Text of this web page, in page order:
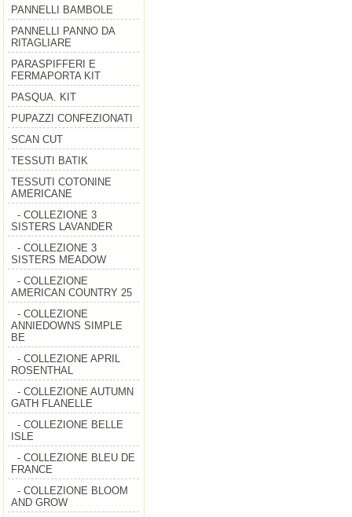
PANNELLI BAMBOLE
PANNELLI PANNO DA
RITAGLIARE
PARASPIFFERI E
FERMAPORTA KIT
PASQUA. KIT
PUPAZZI CONFEZIONATI
SCAN CUT
TESSUTI BATIK
TESSUTI COTONINE
AMERICANE
- COLLEZIONE 3
SISTERS LAVANDER
- COLLEZIONE 3
SISTERS MEADOW
- COLLEZIONE
AMERICAN COUNTRY 25
- COLLEZIONE
ANNIEDOWNS SIMPLE
BE
- COLLEZIONE APRIL
ROSENTHAL
- COLLEZIONE AUTUMN
GATH FLANELLE
- COLLEZIONE BELLE
ISLE
- COLLEZIONE BLEU DE
FRANCE
- COLLEZIONE BLOOM
AND GROW